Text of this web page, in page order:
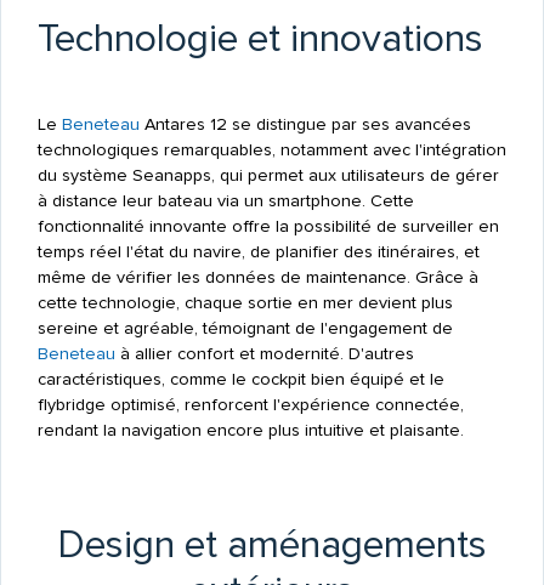
Technologie et innovations
Le Beneteau Antares 12 se distingue par ses avancées
technologiques remarquables, notamment avec l'intégration
du système Seanapps, qui permet aux utilisateurs de gérer
à distance leur bateau via un smartphone. Cette
fonctionnalité innovante offre la possibilité de surveiller en
temps réel l'état du navire, de planifier des itinéraires, et
même de vérifier les données de maintenance. Grâce à
cette technologie, chaque sortie en mer devient plus
sereine et agréable, témoignant de l'engagement de
Beneteau à allier confort et modernité. D'autres
caractéristiques, comme le cockpit bien équipé et le
flybridge optimisé, renforcent l'expérience connectée,
rendant la navigation encore plus intuitive et plaisante.
Design et aménagements